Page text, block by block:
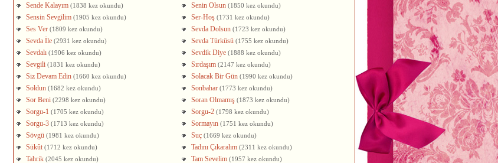
Sende Kalayım (1838 kez okundu) Senin Olsun (1850 kez okundu)
Sensin Sevgilim (1905 kez okundu) Ser-Hoş (1731 kez okundu)
Ses Ver (1809 kez okundu) Sevda Dolsun (1723 kez okundu)
Sevda İle (2931 kez okundu) Sevda Türküsü (1755 kez okundu)
Sevdalı (1906 kez okundu) Sevdik Diye (1888 kez okundu)
Sevgili (1831 kez okundu) Sırdaşım (2147 kez okundu)
Siz Devam Edin (1660 kez okundu) Solacak Bir Gün (1990 kez okundu)
Soldun (1682 kez okundu) Sonbahar (1773 kez okundu)
Sor Beni (2298 kez okundu) Soran Olmamış (1873 kez okundu)
Sorgu-1 (1705 kez okundu) Sorgu-2 (1798 kez okundu)
Sorgu-3 (1713 kez okundu) Sormayın (1751 kez okundu)
Sövgü (1981 kez okundu) Suç (1669 kez okundu)
Sükût (1712 kez okundu) Tadını Çıkaralım (2311 kez okundu)
Tahrik (2045 kez okundu) Tam Sevelim (1957 kez okundu)